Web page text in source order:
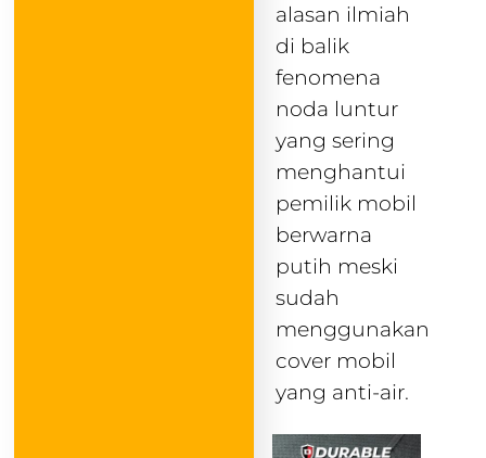
alasan ilmiah
di balik
fenomena
noda luntur
yang sering
menghantui
pemilik mobil
berwarna
putih meski
sudah
menggunakan
cover mobil
yang anti-air.